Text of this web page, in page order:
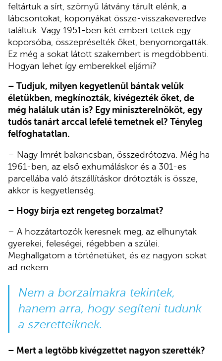
feltártuk a sírt, szörnyű látvány tárult elénk, a
lábcsontokat, koponyákat össze-visszakeveredve
találtuk. Vagy 1951-ben két embert tettek egy
koporsóba, összepréselték őket, benyomorgatták.
Ez még a sokat látott szakembert is megdöbbenti.
Hogyan lehet így emberekkel eljárni?
– Tudjuk, milyen kegyetlenül bántak velük
életükben, megkínozták, kivégezték őket, de
még haláluk után is? Egy miniszterelnököt, egy
tudós tanárt arccal lefelé temetnek el? Tényleg
felfoghatatlan.
– Nagy Imrét bakancsban, összedrótozva. Még ha
1961-ben, az első exhumáláskor és a 301-es
parcellába való átszállításkor drótozták is össze,
akkor is kegyetlenség.
– Hogy bírja ezt rengeteg borzalmat?
– A hozzátartozók keresnek meg, az elhunytak
gyerekei, feleségei, régebben a szülei.
Meghallgatom a történetüket, és ez nagyon sokat
ad nekem.
Nem a borzalmakra tekintek,
hanem arra, hogy segíteni tudunk
a szeretteiknek.
– Mert a legtöbb kivégzettet nagyon szerették?